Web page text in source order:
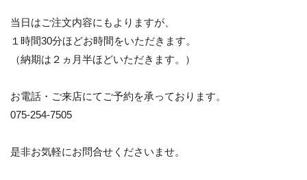
当日はご注文内容にもよりますが、
１時間30分ほどお時間をいただきます。
（納期は２ヵ月半ほどいただきます。）
お電話・ご来店にてご予約を承っております。
075-254-7505
是非お気軽にお問合せくださいませ。